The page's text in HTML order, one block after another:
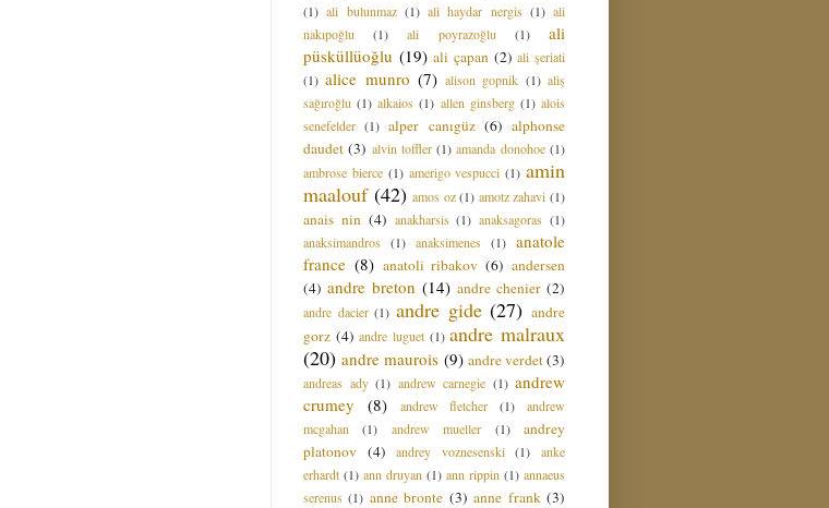
(1) ali bulunmaz (1) ali haydar nergis (1) ali
nakıpoğlu
(1) ali poyrazoğlu (1)
ali
püsküllüoğlu (19) ali çapan (2) ali şeriati
(1) alice munro (7) alison gopnik (1) aliş
sağıroğlu (1) alkaios (1) allen ginsberg (1) alois
senefelder (1) alper canıgüz (6) alphonse
daudet (3) alvin toffler (1) amanda donohoe (1)
ambrose bierce (1) amerigo vespucci (1) amin
maalouf (42) amos oz (1) amotz zahavi (1)
anais nin (4) anakharsis (1) anaksagoras (1)
anaksimandros
(1) anaksimenes (1) anatole
france (8) anatoli ribakov (6) andersen
(4) andre breton (14) andre chenier (2)
andre dacier (1) andre gide (27) andre
gorz (4) andre luguet (1) andre malraux
(20) andre maurois (9) andre verdet(3)
andreas ady (1) andrew carnegie (1) andrew
crumey
(8) andrew fletcher (1)
andrew
mcgahan
(1) andrew mueller (1)
andrey
platonov (4) andrey voznesenski (1)
anke
erhardt (1) ann druyan (1) ann rippin (1) annaeus
serenus (1) anne bronte (3) anne frank (3)